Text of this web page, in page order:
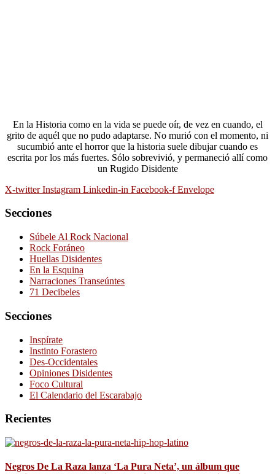
En la Historia como en la vida se puede oír, de vez en cuando, el
grito de aquél que no pudo adaptarse. No murió con el momento, ni
sucumbió ante el horror que la historia suele dibujar cuando es
escrita por los más fuertes. Sólo sobrevivió, y permaneció allí como
un Rugido Disidente
X-twitter Instagram Linkedin-in Facebook-f Envelope
Secciones
Súbele Al Rock Nacional
Rock Foráneo
Huellas Disidentes
En la Esquina
Narraciones Transeúntes
71 Decibeles
Secciones
Inspírate
Instinto Forastero
Des-Occidentales
Opiniones Disidentes
Foco Cultural
El Calendario del Escarabajo
Recientes
Negros De La Raza lanza ‘La Pura Neta’, un álbum que